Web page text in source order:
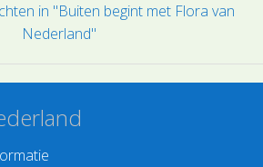
in "Buiten begint met Flora van
Nederland"